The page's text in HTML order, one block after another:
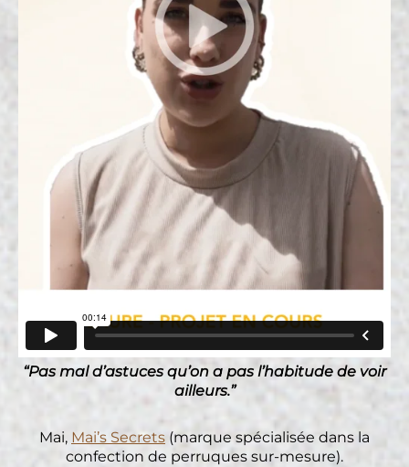
“Pas mal d’astuces qu’on a pas l’habitude de voir
ailleurs.”
Mai, Mai’s Secrets (marque spécialisée dans la
confection de perruques sur-mesure).